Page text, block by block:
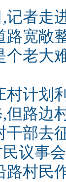
走进
路宽敞
个老大
计划
但路边
干部去
议事
路村民